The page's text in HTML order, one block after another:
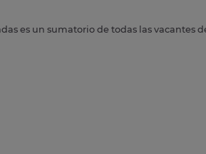
es un sumatorio de todas las vacantes